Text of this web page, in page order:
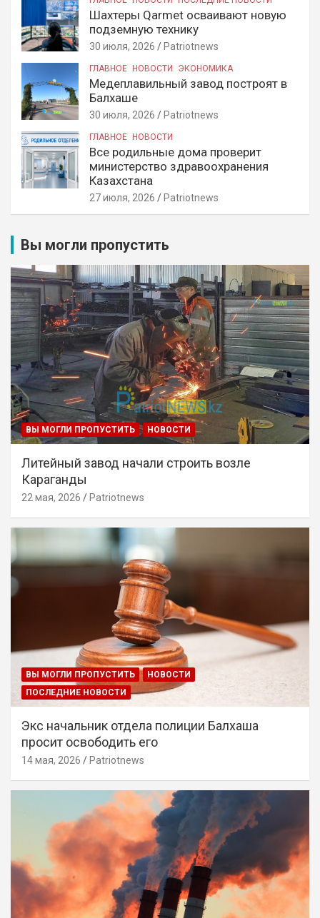
Шахтеры Qarmet осваивают новую
подземную технику
30 июля, 2026 Patriotnews
ГЛАВНОЕ НОВОСТИ ЭКОНОМИКА
Медеплавильный завод построят в
Балхаше
30 июля, 2026 Patriotnews
ГЛАВНОЕ НОВОСТИ
Все родильные дома проверит
министерство здравоохранения
Казахстана
27 июля, 2026 Patriotnews
Вы могли пропустить
ВЫ МОГЛИ ПРОПУСТИТЬ НОВОСТИ
Литейный завод начали строить возле
Караганды
22 мая, 2026 Patriotnews
ВЫ МОГЛИ ПРОПУСТИТЬ
НОВОСТИ
ПОСЛЕДНИЕ НОВОСТИ
Экс начальник отдела полиции Балхаша
просит освободить его
14 мая, 2026 Patriotnews